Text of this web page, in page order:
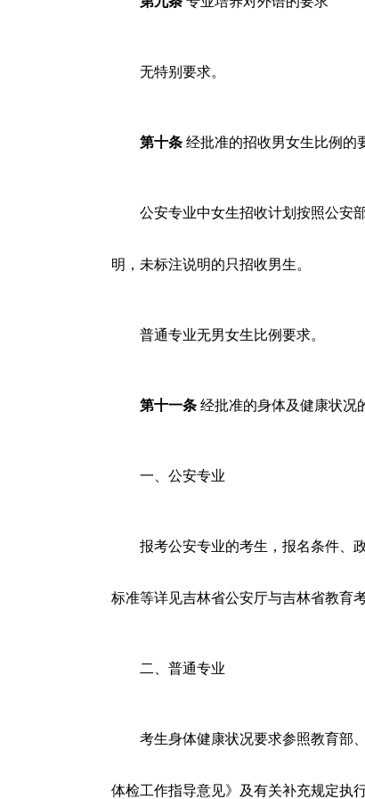
无特别要求。
第十条 经批准的招收男女生比例的
公安专业中女生招收计划按照公安
明，未标注说明的只招收男生。
普通专业无男女生比例要求。
第十一条 经批准的身体及健康状况
一、公安专业
报考公安专业的考生，报名条件、
标准等详见吉林省公安厅与吉林省教育
二、普通专业
考生身体健康状况要求参照教育部
体检工作指导意见》及有关补充规定执行